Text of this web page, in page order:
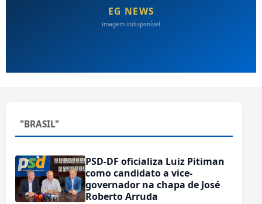
"BRASIL"
PSD-DF oficializa Luiz Pitiman
como candidato a vice-
governador na chapa de José
Roberto Arruda